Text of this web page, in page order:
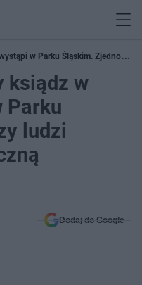
w Parku Śląskim. Zjednoczy
ksiądz w
Parku
ludzi
Dodaj do Google